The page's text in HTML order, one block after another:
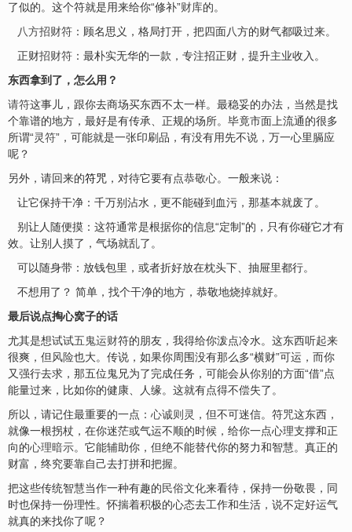
了似的。这个符就是用来给你“修补”财库的。
八方招财符 ：顾名思义，格局打开，把四面八方的财气都吸过来。
正财招财符 ：最朴实无华的一款，专注招正财，提升主业收入。
东西拿到了，怎么用？
请符这事儿，跟你去商场买东西不太一样。最稳妥的办法，当然是找
个靠谱的地方，最好是有传承、正规的场所。毕竟市面上流通的很多
所谓“灵符”，可能就是一张印刷品，有没有用先不说，万一心里膈应
呢？
另外，请回来的符咒 ，对待它要有点恭敬心。一般来说：
让它保持干净：千万别沾水，更不能碰到血污，那基本就废了。
别让人随便摸：这符通常是根据你的信息“定制”的，只有你碰它才有
效。让别人摸了，气场就乱了。
可以随身带：放钱包里，或者折好放在枕头下、抽屉里都行。
不想用了？ 简单，找个干净的地方，恭敬地烧掉就好。
最后说点掏心窝子的话
尤其是想试试五鬼运财符的朋友，我得给你泼点冷水。这东西听起来
很爽，但风险也大。传说，如果你周围没有那么多“横财”可运，而你
又强行去求，那五位鬼兄为了完成任务，可能会从你别的方面“借”点
能量过来，比如你的健康、人缘。这就有点得不偿失了。
所以，请记住最重要的一点： 心诚则灵 ，但不可迷信。符咒这东西，
就像一根拐杖，在你迷茫或气运不顺的时候，给你一点心理支撑和正
向的心理暗示。它能辅助你，但绝不能替代你的努力和智慧。真正的
财富，终究要靠自己去打拼和把握。
把这些传统智慧当作一种有趣的民俗文化来看待，保持一份敬畏，同
时也保持一份理性。怀揣着积极的心态去工作和生活，说不定好运气
就真的来找你了呢？